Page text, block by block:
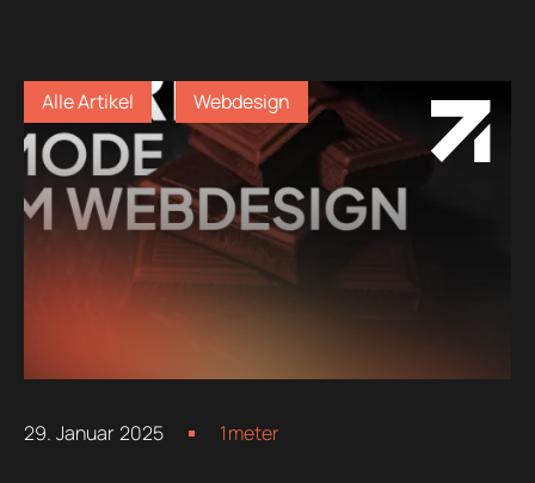
Alle Artikel Webdesign
29. Januar 2025 1meter